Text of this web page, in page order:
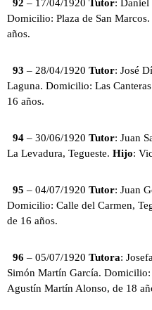
92 – 17/04/1920 Tutor: Daniel
Domicilio: Plaza de San Marcos.
años.
93 – 28/04/1920 Tutor: José
Laguna. Domicilio: Las
16 años.
94 – 30/06/1920 Tutor: Juan
La Levadura, Tegueste. Hijo:
95 – 04/07/1920 Tutor: Juan
Domicilio: Calle del Carmen,
de 16 años.
96 – 05/07/1920 Tutora:
Simón Martín García.
Agustín Martín Alonso, de 18